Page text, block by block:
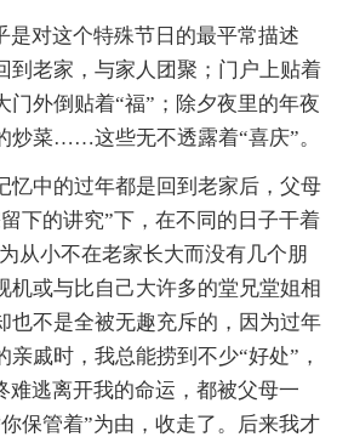
是对这个特殊节日的最平常描述
到老家，与家人团聚；门户上贴着
门外倒贴着“福”；除夕夜里的年夜
炒菜……这些无不透露着“喜庆”。
忆中的过年都是回到老家后，父母
下的讲究”下，在不同的日子干着
从小不在老家长大而没有几个朋
机或与比自己大许多的堂兄堂姐相
也不是全被无趣充斥的，因为过年
亲戚时，我总能捞到不少“好处”，
难逃离开我的命运，都被父母一
保管着”为由，收走了。后来我才